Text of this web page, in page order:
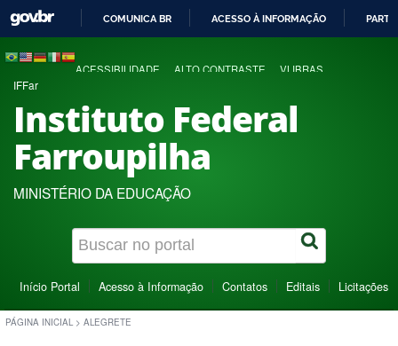
COMUNICA BR ACESSO À INFORMAÇÃO
ACESSIBILIDADE ALTO CONTRASTE VLIBRAS
IFFar
Instituto Federal
Farroupilha
MINISTÉRIO DA EDUCAÇÃO
Início Portal Acesso à Informação Contatos Editais Licitações
PÁGINA INICIAL > ALEGRETE